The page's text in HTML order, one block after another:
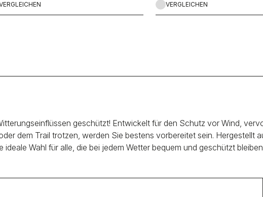
VERGLEICHEN
geschützt! Entwickelt für den Schutz vor Wind,
dem Trail trotzen, werden Sie bestens vorbereitet sein.
Wahl für alle, die bei jedem Wetter bequem und geschützt